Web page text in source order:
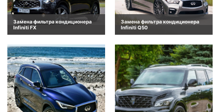
Замена фильтра кондиционера
Infiniti FX
Замена фильтра кондиционера
Infiniti Q50